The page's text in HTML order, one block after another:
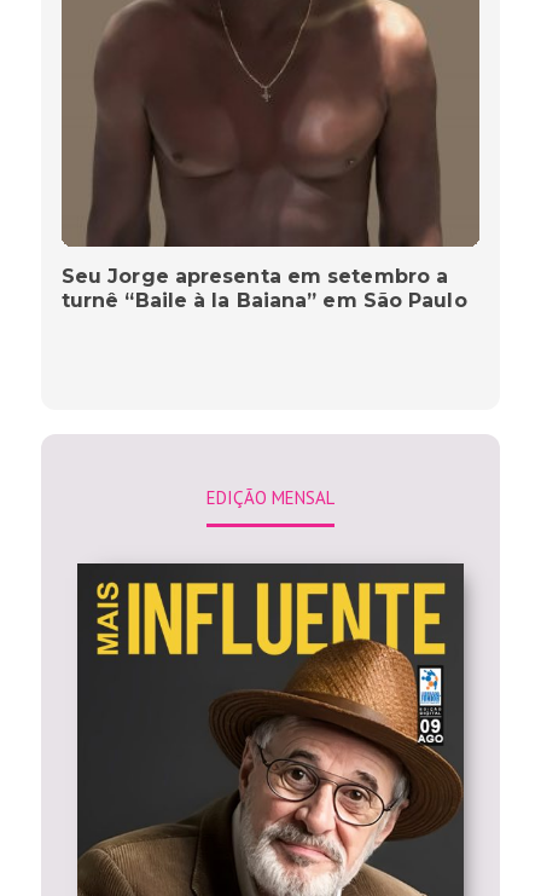
Seu Jorge apresenta em setembro a
turnê “Baile à la Baiana” em São Paulo
EDIÇÃO MENSAL